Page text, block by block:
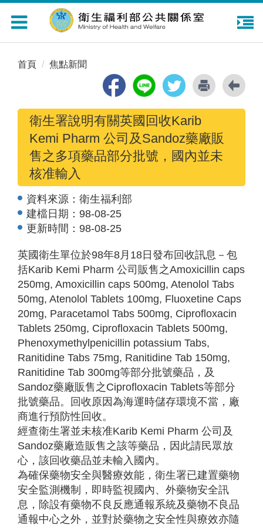
Toggle
navigation
首頁 焦點新聞
衛生署說明有關英國回收Karib
Kemi Pharm 公司及Sandoz藥廠販
售之多項藥品部分批號，國內並未
核准輸入
資料來源： 衛生福利部
建檔日期： 98-08-25
更新時間： 98-08-25
英國衛生單位於98年8月18日發布回收訊息－包
括Karib Kemi Pharm 公司販售之Amoxicillin caps
250mg, Amoxicillin caps 500mg, Atenolol Tabs
50mg, Atenolol Tablets 100mg, Fluoxetine Caps
20mg, Paracetamol Tabs 500mg, Ciprofloxacin
Tablets 250mg, Ciprofloxacin Tablets 500mg,
Phenoxymethylpenicillin potassium Tabs,
Ranitidine Tabs 75mg, Ranitidine Tab 150mg,
Ranitidine Tab 300mg等部分批號藥品，及
Sandoz藥廠販售之Ciprofloxacin Tablets等部分
批號藥品。回收原因為海運時儲存環境不當，廠
商進行預防性回收。
經查衛生署並未核准Karib Kemi Pharm 公司及
Sandoz藥廠造販售之該等藥品，因此請民眾放
心，該回收藥品並未輸入國內。
為確保藥物安全與醫療效能，衛生署已建置藥物
安全監測機制，即時監視國內、外藥物安全訊
息，除設有藥物不良反應通報系統及藥物不良品
通報中心之外，並對於藥物之安全性與療效亦隨